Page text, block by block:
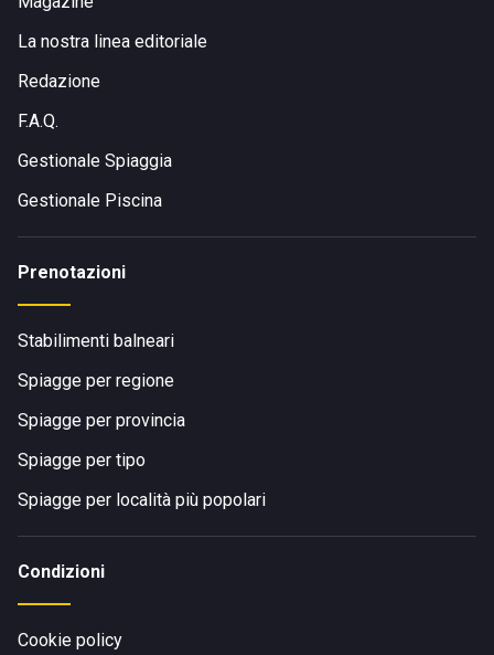
La nostra linea editoriale
Redazione
F.A.Q.
Gestionale Spiaggia
Gestionale Piscina
Prenotazioni
Stabilimenti balneari
Spiagge per regione
Spiagge per provincia
Spiagge per tipo
Spiagge per località più popolari
Condizioni
Cookie policy